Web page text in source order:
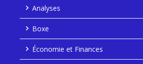
Analyses
Boxe
Économie et Finances